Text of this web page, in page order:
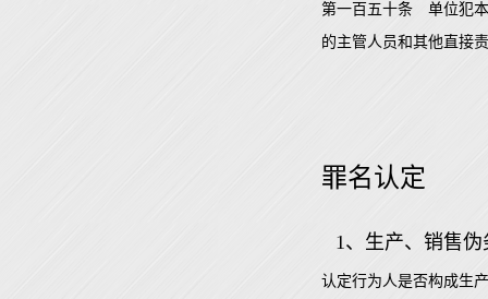
第一百五十条 单位犯本
的主管人员和其他直接
罪名认定
1、生产、销售
认定行为人是否构成生